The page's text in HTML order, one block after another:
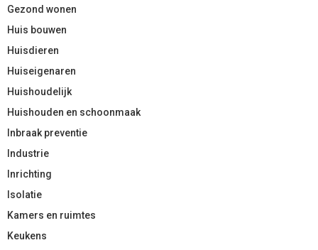
Gezond wonen
Huis bouwen
Huisdieren
Huiseigenaren
Huishoudelijk
Huishouden en schoonmaak
Inbraak preventie
Industrie
Inrichting
Isolatie
Kamers en ruimtes
Keukens